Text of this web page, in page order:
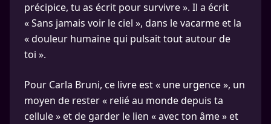
précipice, tu as écrit pour survivre ». Il a écrit
« Sans jamais voir le ciel », dans le vacarme et la
« douleur humaine qui pulsait tout autour de
toi ».
Pour Carla Bruni, ce livre est « une urgence », un
moyen de rester « relié au monde depuis ta
cellule » et de garder le lien « avec ton âme » et